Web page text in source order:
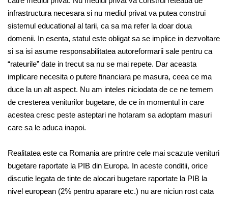
infrastructura necesara si nu mediul privat va putea construi
sistemul educational al tarii, ca sa ma refer la doar doua
domenii. In esenta, statul este obligat sa se implice in dezvoltare
si sa isi asume responsabilitatea autoreformarii sale pentru ca
“rateurile” date in trecut sa nu se mai repete. Dar aceasta
implicare necesita o putere financiara pe masura, ceea ce ma
duce la un alt aspect. Nu am inteles niciodata de ce ne temem
de cresterea veniturilor bugetare, de ce in momentul in care
acestea cresc peste asteptari ne hotaram sa adoptam masuri
care sa le aduca inapoi.
Realitatea este ca Romania are printre cele mai scazute venituri
bugetare raportate la PIB din Europa. In aceste conditii, orice
discutie legata de tinte de alocari bugetare raportate la PIB la
nivel european (2% pentru aparare etc.) nu are niciun rost cata